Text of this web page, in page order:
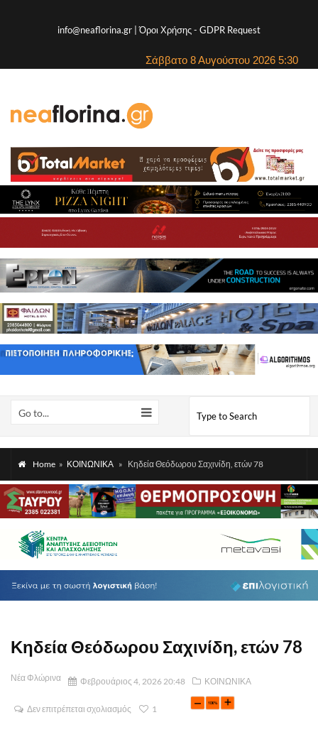
info@neaflorina.gr |Όροι Χρήσης- GDPR Request
Σάββατο 8 Αυγούστου 2026 5:30
Go to...
Home » ΚΟΙΝΩΝΙΚΑ » Κηδεία Θεόδωρου Σαχινίδη, ετών 78
Κηδεία Θεόδωρου Σαχινίδη, ετών 78
Νέα Φλώρινα Φεβρουάριος 4, 2026 20:48 ΚΟΙΝΩΝΙΚΑ
Δεν επιτρέπεται σχολιασμός 1